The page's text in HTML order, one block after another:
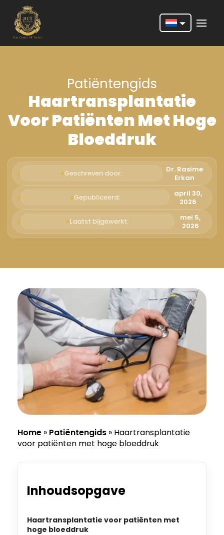
Français
Deutsch
Português
Español
Türkçe
Italiano
Română
Русский
Svenska
Patiëntengids
Haartransplantatie
Voor Patiënten Met Hoge
Bloeddruk
Geschreven door:
Dr. Rasime
Erkan
Gepubliceerd:
april 30,
2026
Laatst bijgewerkt:
mei 5,
2026
Home » Patiëntengids » Haartransplantatie
voor patiënten met hoge bloeddruk
Inhoudsopgave
Haartransplantatie voor patiënten met
hoge bloeddruk